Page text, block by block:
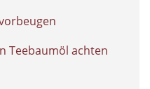
Teebaumöl achten